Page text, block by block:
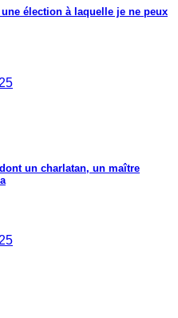
élection à laquelle je ne peux
un charlatan, un maître